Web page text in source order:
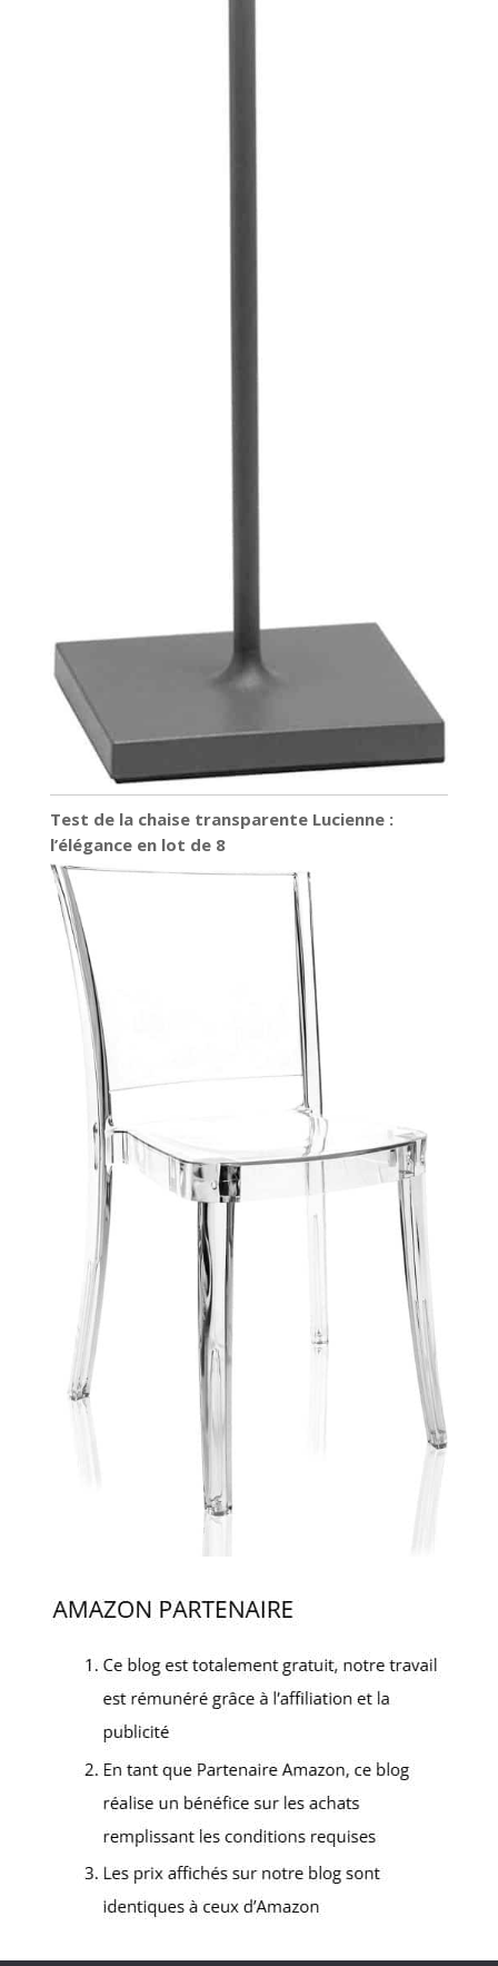
Test de la chaise transparente Lucienne :
l’élégance en lot de 8